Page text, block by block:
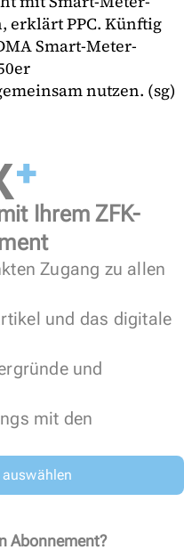
erklärt PPC. Künftig
Smart-Meter-
nutzen. (sg)
Ihrem ZFK-
Zugang zu allen
und das digitale
und
mit den
Abonnement?